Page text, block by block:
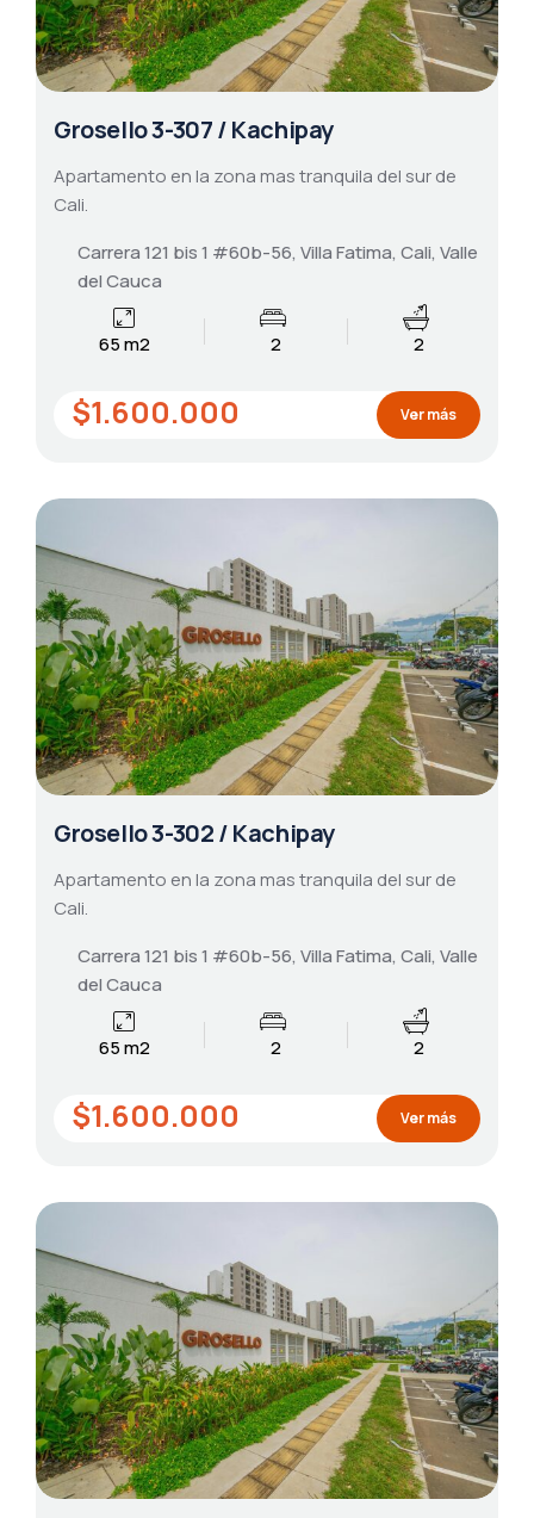
Grosello 3-307 / Kachipay
Apartamento en la zona mas tranquila del sur de
Cali.
Carrera 121 bis 1 #60b-56, Villa Fatima, Cali, Valle
del Cauca
65 m2 2 2
$1.600.000 Ver más
Grosello 3-302 / Kachipay
Apartamento en la zona mas tranquila del sur de
Cali.
Carrera 121 bis 1 #60b-56, Villa Fatima, Cali, Valle
del Cauca
65 m2 2 2
$1.600.000 Ver más